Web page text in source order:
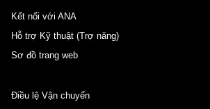
Kết nối với ANA
Hỗ trợ Kỹ thuật (Trợ năng)
Sơ đồ trang web
Điều lệ Vận chuyển